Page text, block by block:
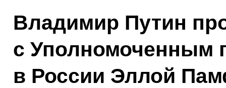
Владимир Путин
с Уполномоченным
в России Эллой